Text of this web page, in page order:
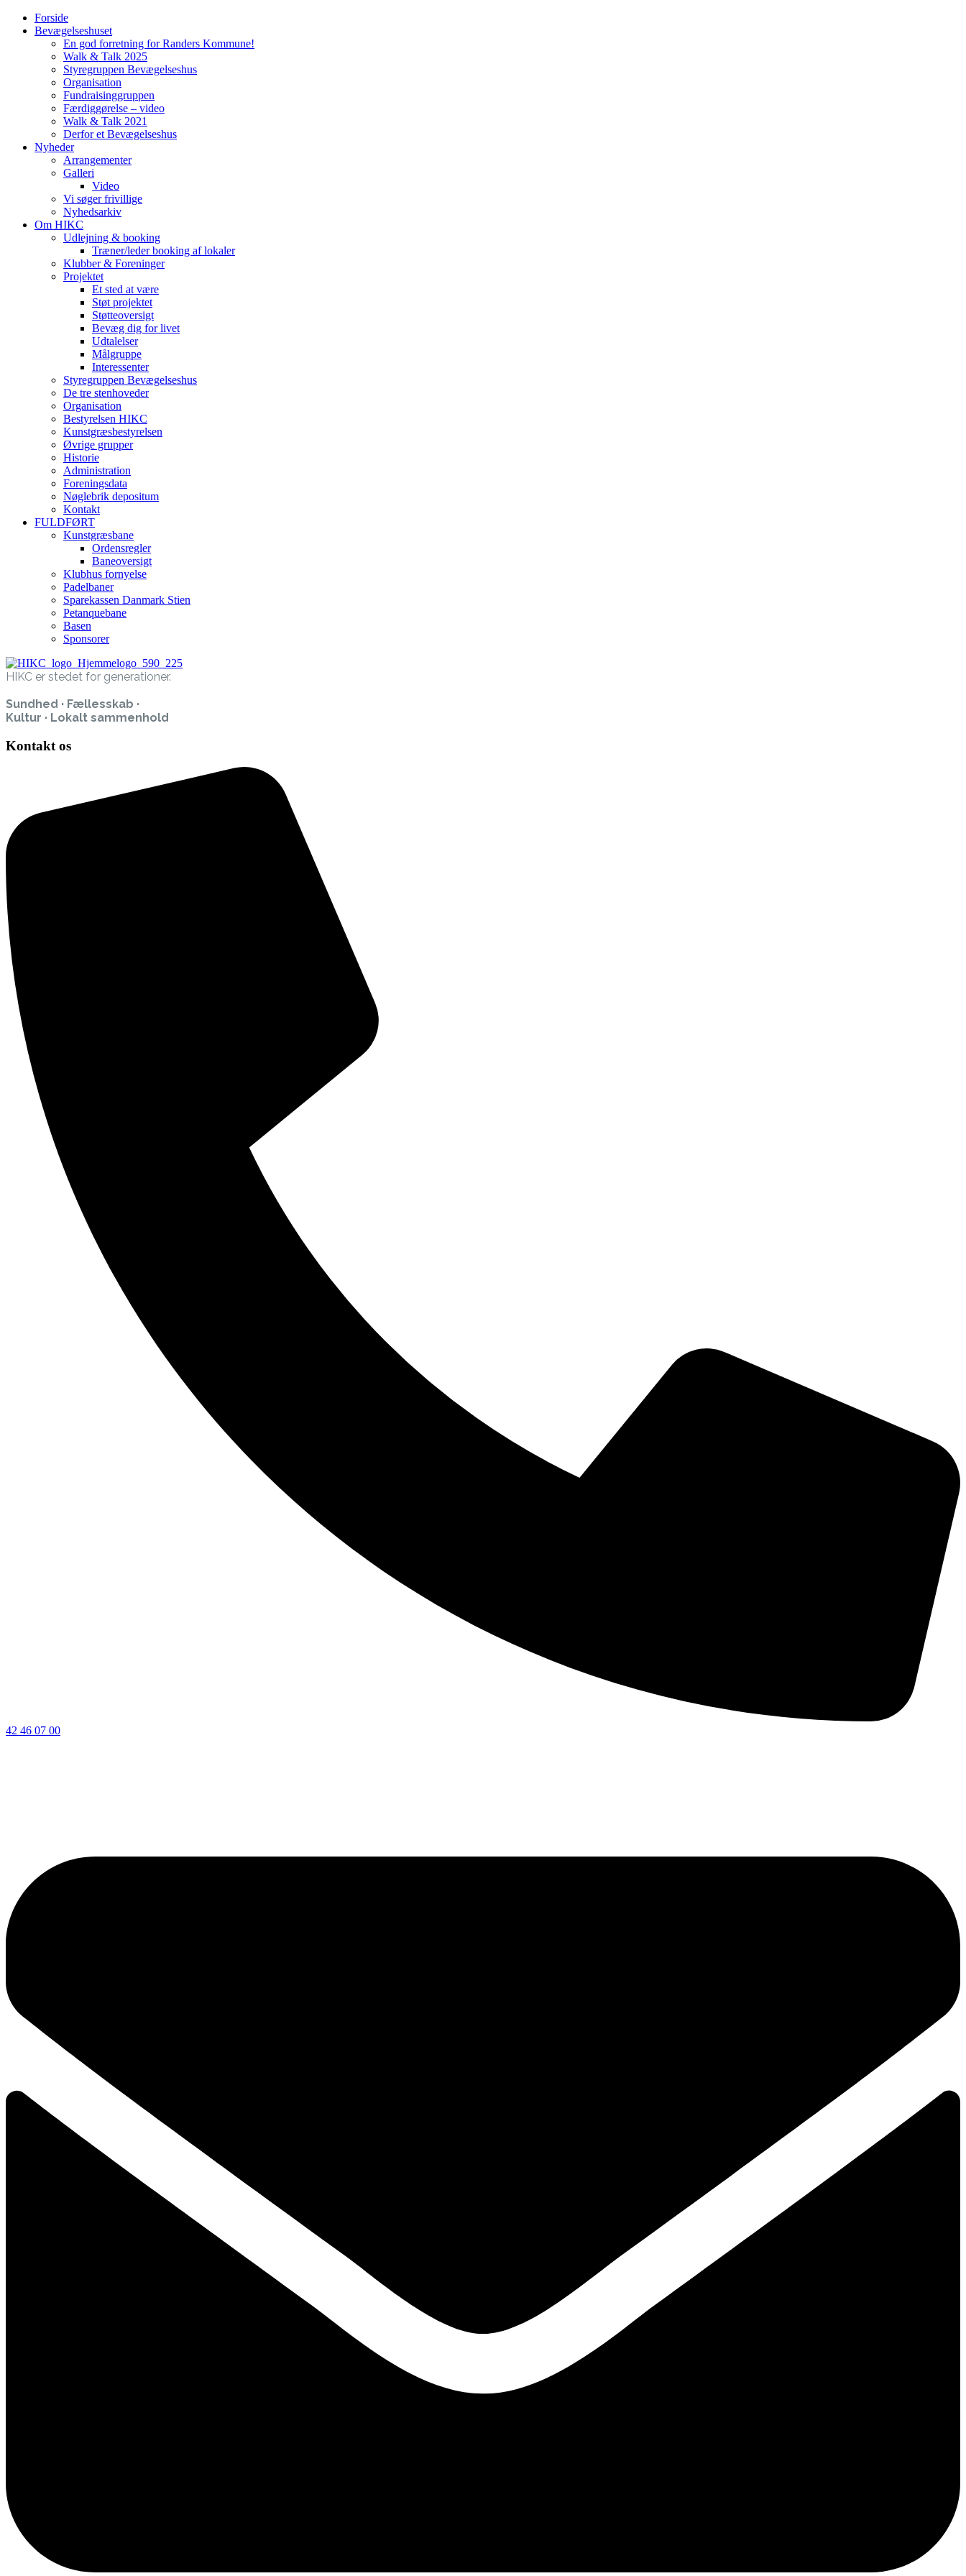
Forside
Bevægelseshuset
En god forretning for Randers Kommune!
Walk & Talk 2025
Styregruppen Bevægelseshus
Organisation
Fundraisinggruppen
Færdiggørelse – video
Walk & Talk 2021
Derfor et Bevægelseshus
Nyheder
Arrangementer
Galleri
Video
Vi søger frivillige
Nyhedsarkiv
Om HIKC
Udlejning & booking
Træner/leder booking af lokaler
Klubber & Foreninger
Projektet
Et sted at være
Støt projektet
Støtteoversigt
Bevæg dig for livet
Udtalelser
Målgruppe
Interessenter
Styregruppen Bevægelseshus
De tre stenhoveder
Organisation
Bestyrelsen HIKC
Kunstgræsbestyrelsen
Øvrige grupper
Historie
Administration
Foreningsdata
Nøglebrik depositum
Kontakt
FULDFØRT
Kunstgræsbane
Ordensregler
Baneoversigt
Klubhus fornyelse
Padelbaner
Sparekassen Danmark Stien
Petanquebane
Basen
Sponsorer
HIKC er stedet for generationer.
Sundhed · Fællesskab ·
Kultur · Lokalt sammenhold
Kontakt os
42 46 07 00